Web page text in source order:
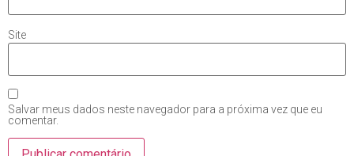
Site
Salvar meus dados neste navegador para a próxima vez que eu
comentar.